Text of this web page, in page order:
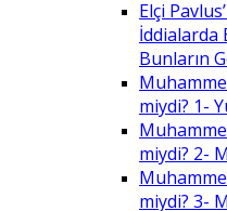
Elçi
İddialarda
Bunların
miydi? 1-
miydi? 2-
miydi? 3-